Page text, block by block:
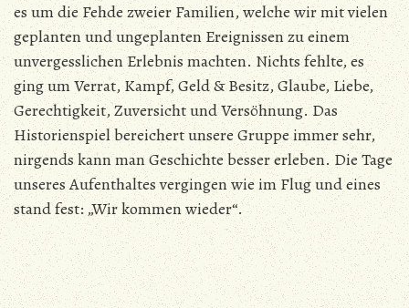
es um die Fehde zweier Familien, welche wir mit vielen
geplanten und ungeplanten Ereignissen zu einem
unvergesslichen Erlebnis machten. Nichts fehlte, es
ging um Verrat, Kampf, Geld & Besitz, Glaube, Liebe,
Gerechtigkeit, Zuversicht und Versöhnung. Das
Historienspiel bereichert unsere Gruppe immer sehr,
nirgends kann man Geschichte besser erleben. Die Tage
unseres Aufenthaltes vergingen wie im Flug und eines
stand fest: „Wir kommen wieder“.